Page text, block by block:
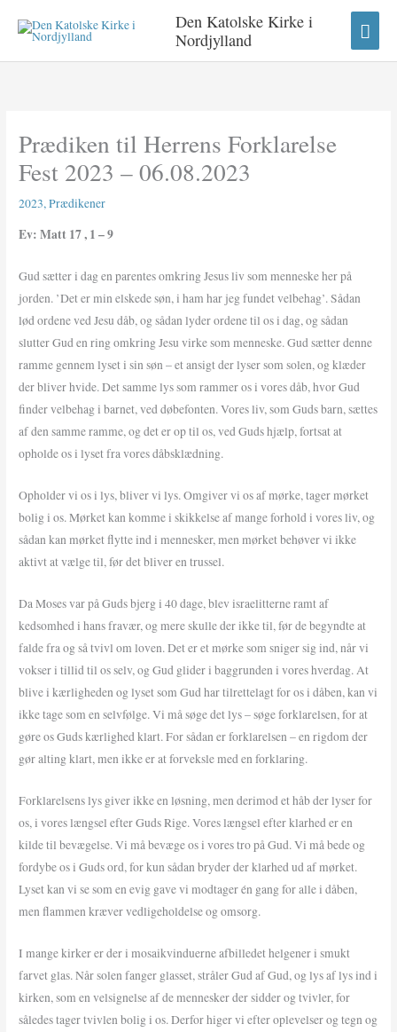
Den Katolske Kirke i
Nordjylland
Prædiken til Herrens Forklarelse
Fest 2023 – 06.08.2023
2023,Prædikener
Ev: Matt 17 , 1 – 9
Gud sætter i dag en parentes omkring Jesus liv som menneske her på
jorden. ’Det er min elskede søn, i ham har jeg fundet velbehag’. Sådan
lød ordene ved Jesu dåb, og sådan lyder ordene til os i dag, og sådan
slutter Gud en ring omkring Jesu virke som menneske. Gud sætter denne
ramme gennem lyset i sin søn – et ansigt der lyser som solen, og klæder
der bliver hvide. Det samme lys som rammer os i vores dåb, hvor Gud
finder velbehag i barnet, ved døbefonten. Vores liv, som Guds barn, sættes
af den samme ramme, og det er op til os, ved Guds hjælp, fortsat at
opholde os i lyset fra vores dåbsklædning.
Opholder vi os i lys, bliver vi lys. Omgiver vi os af mørke, tager mørket
bolig i os. Mørket kan komme i skikkelse af mange forhold i vores liv, og
sådan kan mørket flytte ind i mennesker, men mørket behøver vi ikke
aktivt at vælge til, før det bliver en trussel.
Da Moses var på Guds bjerg i 40 dage, blev israelitterne ramt af
kedsomhed i hans fravær, og mere skulle der ikke til, før de begyndte at
falde fra og så tvivl om loven. Det er et mørke som sniger sig ind, når vi
vokser i tillid til os selv, og Gud glider i baggrunden i vores hverdag. At
blive i kærligheden og lyset som Gud har tilrettelagt for os i dåben, kan vi
ikke tage som en selvfølge. Vi må søge det lys – søge forklarelsen, for at
gøre os Guds kærlighed klart. For sådan er forklarelsen – en rigdom der
gør alting klart, men ikke er at forveksle med en forklaring.
Forklarelsens lys giver ikke en løsning, men derimod et håb der lyser for
os, i vores længsel efter Guds Rige. Vores længsel efter klarhed er en
kilde til bevægelse. Vi må bevæge os i vores tro på Gud. Vi må bede og
fordybe os i Guds ord, for kun sådan bryder der klarhed ud af mørket.
Lyset kan vi se som en evig gave vi modtager én gang for alle i dåben,
men flammen kræver vedligeholdelse og omsorg.
I mange kirker er der i mosaikvinduerne afbilledet helgener i smukt
farvet glas. Når solen fanger glasset, stråler Gud af Gud, og lys af lys ind i
kirken, som en velsignelse af de mennesker der sidder og tvivler, for
således tager tvivlen bolig i os. Derfor higer vi efter oplevelser og tegn og